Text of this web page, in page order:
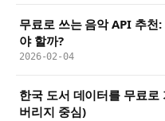
무료로 쓰는 음악 API 추천
야 할까?
2026-02-04
한국 도서 데이터를 무료
버리지 중심)